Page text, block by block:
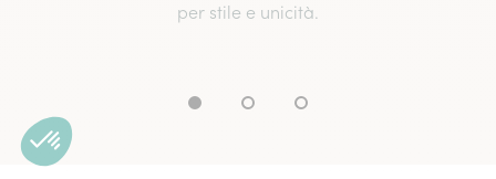
per stile e unicità.